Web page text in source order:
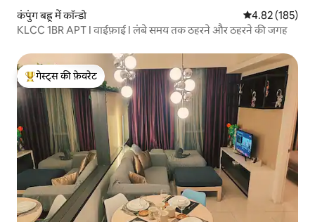
कंपुंग बह्रू में कॉन्डो औसत रेटिंग 5 में से
4.82 (185)
KLCC 1BR APT I वाईफ़ाई I लंबे समय तक ठहरने और ठहरने की जगह
गेस्ट्स का टॉप फ़ेवरेट
गेस्ट्स की फ़ेवरेट